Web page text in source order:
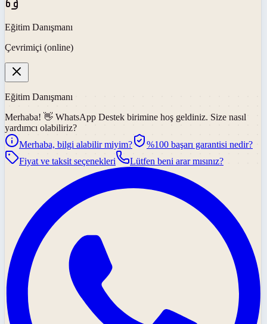
Eğitim Danışmanı
Çevrimiçi (online)
Eğitim Danışmanı
Merhaba! 👋 WhatsApp Destek birimine hoş geldiniz. Size nasıl
yardımcı olabiliriz?
Merhaba, bilgi alabilir miyim?
%100 başarı garantisi nedir?
Fiyat ve taksit seçenekleri
Lütfen beni arar mısınız?